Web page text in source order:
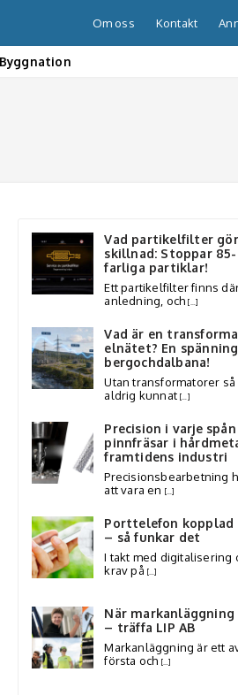
Om oss Kontakt
Byggnation
Vad partikelfilter
skillnad: Stoppar 85-
farliga partiklar!
Ett partikelfilter finns
anledning, och[…]
Vad är en
elnätet? En
bergochdalbana!
Utan transformatorer
aldrig kunnat[…]
Precision i varje
pinnfräsar i
framtidens industri
Precisionsbearbetning
att vara en […]
Porttelefon
– så funkar det
I takt med digitalisering
krav på […]
När
– träffa LIP AB
Markanläggning är ett
första och […]